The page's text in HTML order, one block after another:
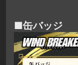
■缶バッジ